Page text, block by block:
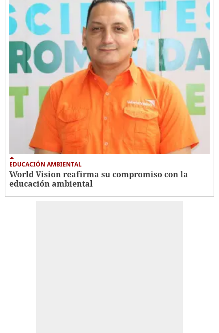
EDUCACIÓN AMBIENTAL
World Vision reafirma su compromiso con la
educación ambiental